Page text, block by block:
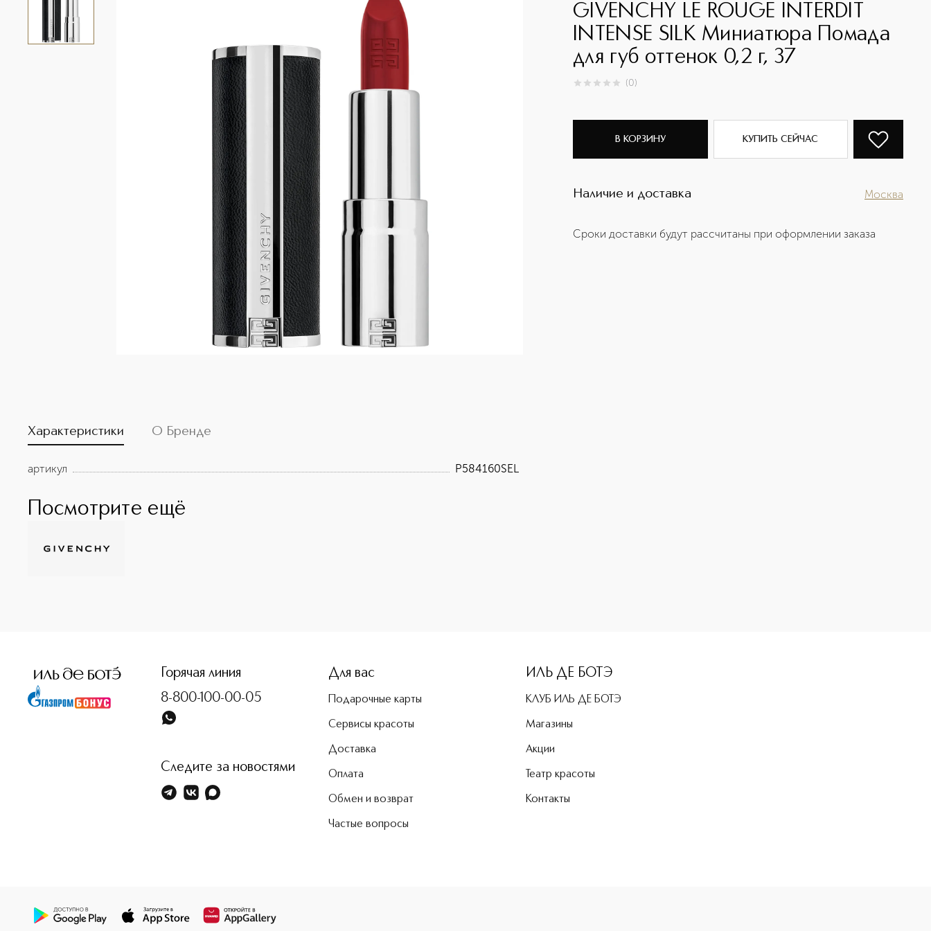
GIVENCHY LE ROUGE INTERDIT
INTENSE SILK Миниатюра Помада
для губ оттенок 0,2 г, 37
0из 0 (0)
В КОРЗИНУ КУПИТЬ СЕЙЧАС
Наличие и доставка Москва
Сроки доставки будут рассчитаны при оформлении заказа
Характеристики О Бренде
артикул P584160SEL
Посмотрите ещё
Горячая линия
8-800-100-00-05
Следите за новостями
Для вас
Подарочные карты
Сервисы красоты
Доставка
Оплата
Обмен и возврат
Частые вопросы
ИЛЬ ДЕ БОТЭ
КЛУБ ИЛЬ ДЕ БОТЭ
Магазины
Акции
Театр красоты
Контакты